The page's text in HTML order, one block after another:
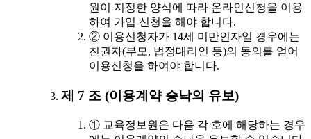
원이 지정한 양식에 따라 온라인신청을 이용
하여 가입 신청을 해야 합니다.
② 이용신청자가 14세 미만인자일 경우에는
친권자(부모, 법정대리인 등)의 동의를 얻어
이용신청을 하여야 합니다.
제 7 조 (이용계약 승낙의 유보)
① 교육정보원은 다음 각 호에 해당하는 경우